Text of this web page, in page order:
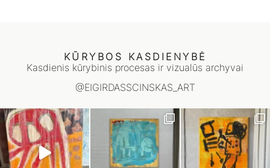
KŪRYBOS KASDIENYBĖ
Kasdienis kūrybinis procesas ir vizualūs archyvai
@EIGIRDASSCINSKAS_ART